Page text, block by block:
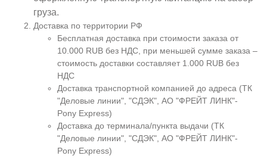
груза.
Доставка по территории РФ
Бесплатная доставка при стоимости заказа от
10.000 RUB без НДС, при меньшей сумме заказа –
стоимость доставки составляет 1.000 RUB без
НДС
Доставка транспортной компанией до адреса (ТК
"Деловые линии", "СДЭК", АО "ФРЕЙТ ЛИНК"-
Pony Express)
Доставка до терминала/пункта выдачи (ТК
"Деловые линии", "СДЭК", АО "ФРЕЙТ ЛИНК"-
Pony Express)